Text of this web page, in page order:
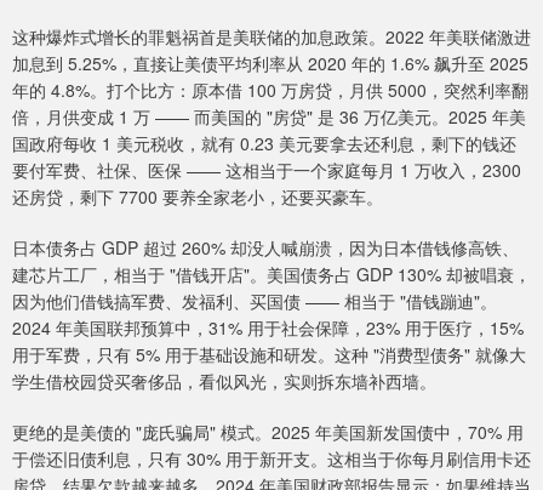
这种爆炸式增长的罪魁祸首是美联储的加息政策。2022 年美联储激进
加息到 5.25%，直接让美债平均利率从 2020 年的 1.6% 飙升至 2025
年的 4.8%。打个比方：原本借 100 万房贷，月供 5000，突然利率翻
倍，月供变成 1 万 —— 而美国的 "房贷" 是 36 万亿美元。2025 年美
国政府每收 1 美元税收，就有 0.23 美元要拿去还利息，剩下的钱还
要付军费、社保、医保 —— 这相当于一个家庭每月 1 万收入，2300
还房贷，剩下 7700 要养全家老小，还要买豪车。
日本债务占 GDP 超过 260% 却没人喊崩溃，因为日本借钱修高铁、
建芯片工厂，相当于 "借钱开店"。美国债务占 GDP 130% 却被唱衰，
因为他们借钱搞军费、发福利、买国债 —— 相当于 "借钱蹦迪"。
2024 年美国联邦预算中，31% 用于社会保障，23% 用于医疗，15%
用于军费，只有 5% 用于基础设施和研发。这种 "消费型债务" 就像大
学生借校园贷买奢侈品，看似风光，实则拆东墙补西墙。
更绝的是美债的 "庞氏骗局" 模式。2025 年美国新发国债中，70% 用
于偿还旧债利息，只有 30% 用于新开支。这相当于你每月刷信用卡还